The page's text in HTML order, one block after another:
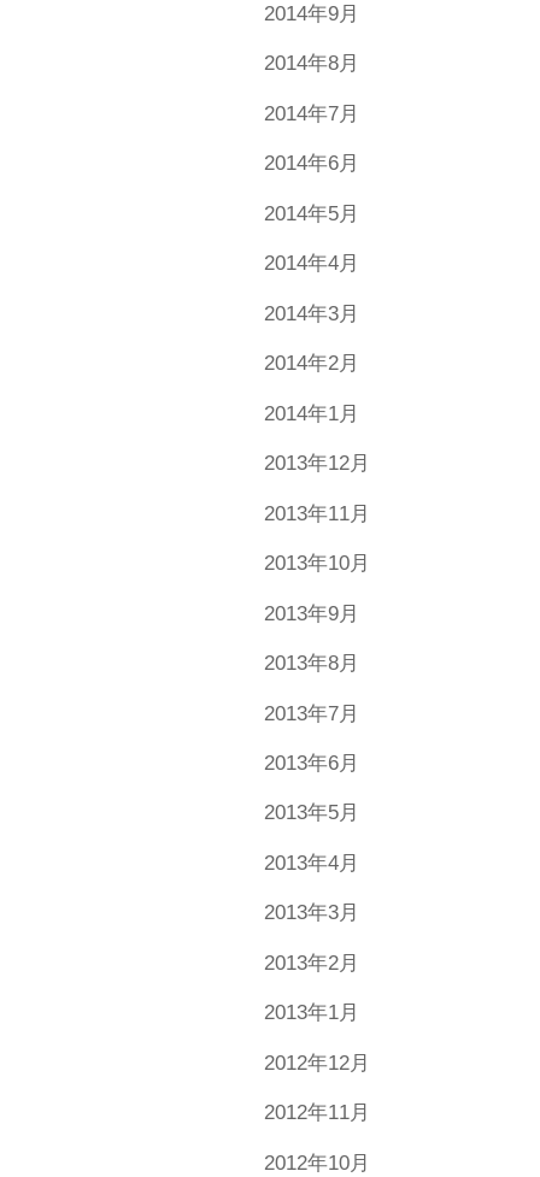
2014年9月
2014年8月
2014年7月
2014年6月
2014年5月
2014年4月
2014年3月
2014年2月
2014年1月
2013年12月
2013年11月
2013年10月
2013年9月
2013年8月
2013年7月
2013年6月
2013年5月
2013年4月
2013年3月
2013年2月
2013年1月
2012年12月
2012年11月
2012年10月